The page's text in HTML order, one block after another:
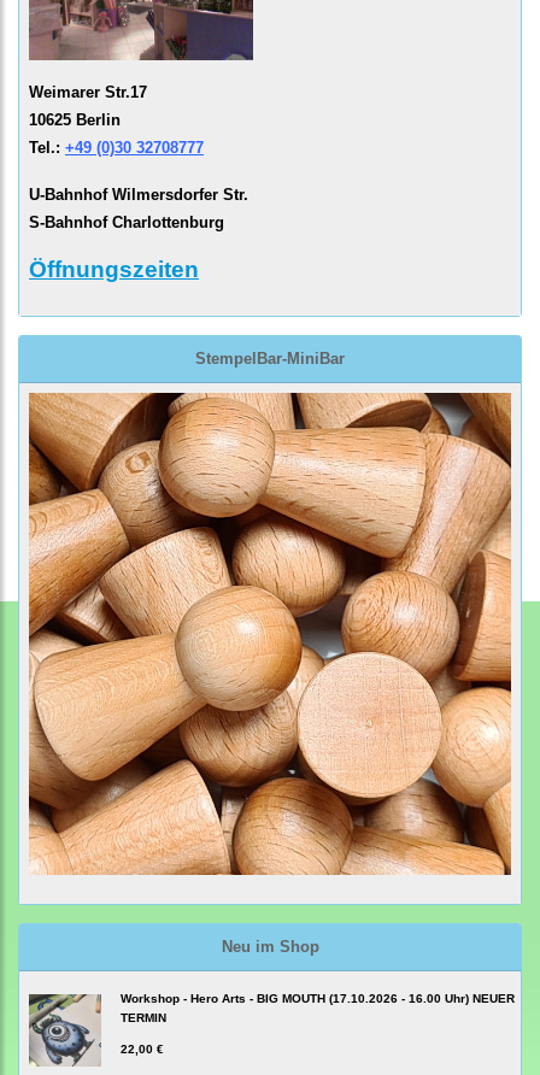
Weimarer Str.17
10625 Berlin
Tel.: +49 (0)30 32708777
U-Bahnhof Wilmersdorfer Str.
S-Bahnhof Charlottenburg
Öffnungszeiten
StempelBar-MiniBar
Neu im Shop
Workshop - Hero Arts - BIG MOUTH (17.10.2026 - 16.00 Uhr) NEUER
TERMIN
22,00 €